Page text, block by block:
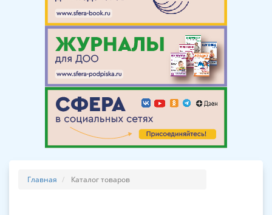
Главная Каталог товаров